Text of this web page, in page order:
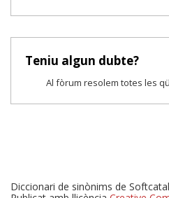
Teniu algun dubte?
Al fòrum resolem totes les
Diccionari de sinònims de